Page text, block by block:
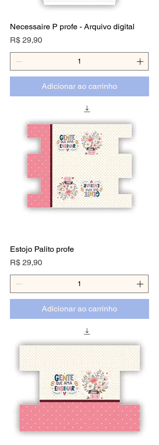
Necessaire P profe - Arquivo digital
Preço
R$ 29,90
Adicionar ao carrinho
Estojo Palito profe
Preço
R$ 29,90
Adicionar ao carrinho